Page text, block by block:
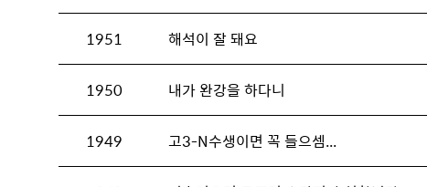
1951 해석이 잘 돼요
1950 내가 완강을 하다니
1949 고3-N수생이면 꼭 들으셈...